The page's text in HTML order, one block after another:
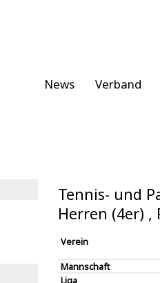
News Verband
Tennis- und
Herren (4er) ,
Verein
Mannschaft
Liga